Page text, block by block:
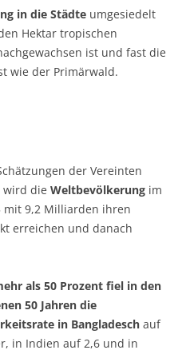
in die Städte umgesiedelt
Hektar tropischen
ist und fast die
wie der Primärwald.
der Vereinten
wird die Weltbevölkerung im
mit 9,2 Milliarden ihren
erreichen und danach
als 50 Prozent fiel in den
50 Jahren die
in Bangladesch auf
in Indien auf 2,6 und in